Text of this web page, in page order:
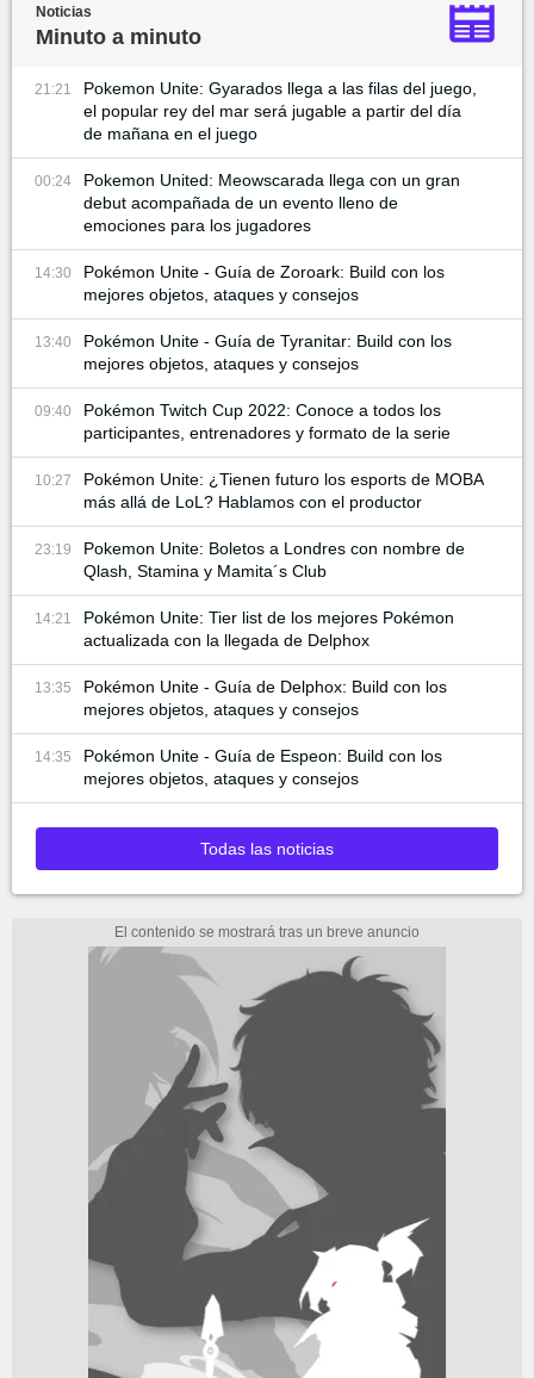
Noticias
Minuto a minuto
21:21
Pokemon Unite: Gyarados llega a las filas del juego,
el popular rey del mar será jugable a partir del día
de mañana en el juego
00:24
Pokemon United: Meowscarada llega con un gran
debut acompañada de un evento lleno de
emociones para los jugadores
14:30
Pokémon Unite - Guía de Zoroark: Build con los
mejores objetos, ataques y consejos
13:40
Pokémon Unite - Guía de Tyranitar: Build con los
mejores objetos, ataques y consejos
09:40
Pokémon Twitch Cup 2022: Conoce a todos los
participantes, entrenadores y formato de la serie
10:27
Pokémon Unite: ¿Tienen futuro los esports de MOBA
más allá de LoL? Hablamos con el productor
23:19
Pokemon Unite: Boletos a Londres con nombre de
Qlash, Stamina y Mamita´s Club
14:21
Pokémon Unite: Tier list de los mejores Pokémon
actualizada con la llegada de Delphox
13:35
Pokémon Unite - Guía de Delphox: Build con los
mejores objetos, ataques y consejos
14:35
Pokémon Unite - Guía de Espeon: Build con los
mejores objetos, ataques y consejos
Todas las noticias